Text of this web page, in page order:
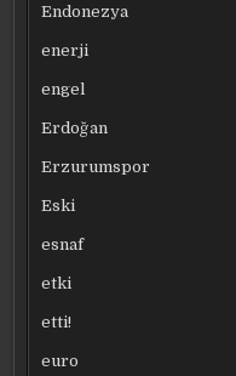
Endonezya
enerji
engel
Erdoğan
Erzurumspor
Eski
esnaf
etki
etti!
euro